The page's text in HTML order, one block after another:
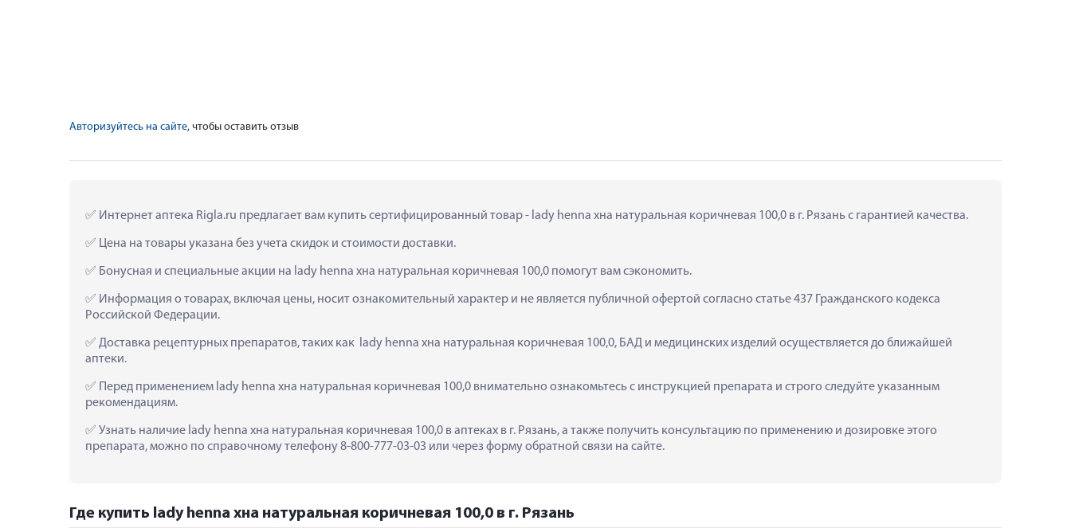
Авторизуйтесь на сайте, чтобы оставить отзыв
Интернет аптека Rigla.ru предлагает вам купить сертифицированный товар - lady henna хна натуральная коричневая 100,0 в г. Рязань с гарантией качества.
Цена на товары указана без учета скидок и стоимости доставки.
Бонусная и специальные акции на lady henna хна натуральная коричневая 100,0 помогут вам сэкономить.
Информация о товарах, включая цены, носит ознакомительный характер и не является публичной офертой согласно статье 437 Гражданского кодекса
Российской Федерации.
Доставка рецептурных препаратов, таких как  lady henna хна натуральная коричневая 100,0, БАД и медицинских изделий осуществляется до ближайшей
аптеки.
Перед применением lady henna хна натуральная коричневая 100,0 внимательно ознакомьтесь с инструкцией препарата и строго следуйте указанным
рекомендациям.
Узнать наличие lady henna хна натуральная коричневая 100,0 в аптеках в г. Рязань, а также получить консультацию по применению и дозировке этого
препарата, можно по справочному телефону 8-800-777-03-03 или через форму обратной связи на сайте.
Где купить lady henna хна натуральная коричневая 100,0 в г. Рязань